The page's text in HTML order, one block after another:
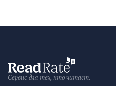
Сервис для тех, кто читает.